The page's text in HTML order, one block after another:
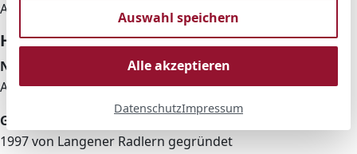
Aus Freude am Radfahren...
Hier finden Sie Allgemien Infos zum ADFC.
Name:
Allgemeiner Deutscher Fahrrad Club
Gegründet:
1997 von Langener Radlern gegründet
Auswahl speichern
Alle akzeptieren
DatenschutzImpressum